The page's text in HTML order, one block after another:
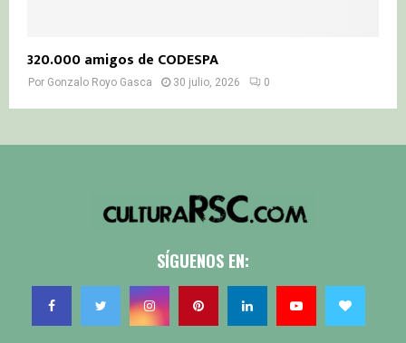
320.000 amigos de CODESPA
Por Gonzalo Royo Gasca 30 julio, 2026 0
SÍGUENOS EN: